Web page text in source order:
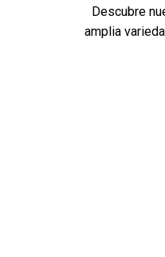
Descubre
amplia